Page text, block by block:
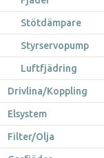
Stötdämpare
Styrservopump
Luftfjädring
Drivlina/Koppling
Elsystem
Filter/Olja